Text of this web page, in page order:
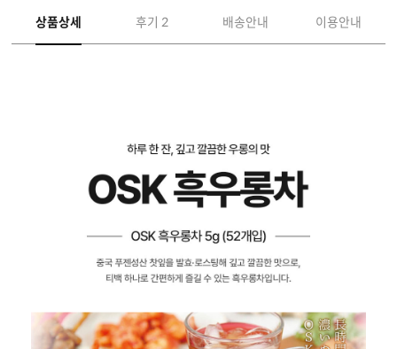
상품상세 후기 2 배송안내 이용안내